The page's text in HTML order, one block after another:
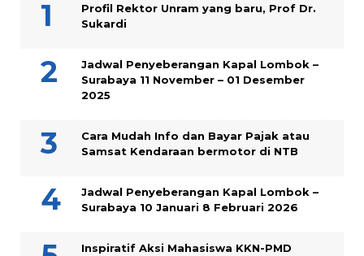
Profil Rektor Unram yang baru, Prof Dr.
Sukardi
Jadwal Penyeberangan Kapal Lombok –
Surabaya 11 November – 01 Desember
2025
Cara Mudah Info dan Bayar Pajak atau
Samsat Kendaraan bermotor di NTB
Jadwal Penyeberangan Kapal Lombok –
Surabaya 10 Januari 8 Februari 2026
Inspiratif Aksi Mahasiswa KKN-PMD